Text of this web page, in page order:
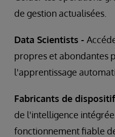
de gestion actualisées.
Data Scientists -
propres et abondantes
l'apprentissage
Fabricants de
de l'intelligence
fonctionnement fiable